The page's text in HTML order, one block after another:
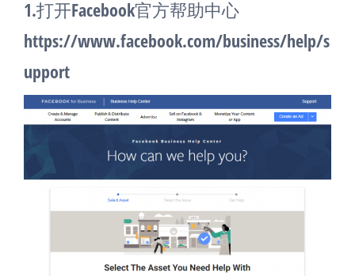
1.打开Facebook官方帮助中心
https://www.facebook.com/business/help/s
upport